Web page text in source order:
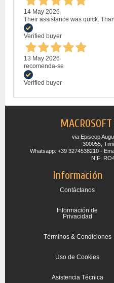
14 May 2026
Their assistance was quick.
Verified buyer
13 May 2026
recomenda-se
Verified buyer
via Episcop
300055,
Whatsapp: +39 3274538210 -
NIF:
Información
Contáctanos
Información de
Privacidad
Términos & Condiciones
Uso de Cookies
Asistencia Técnica